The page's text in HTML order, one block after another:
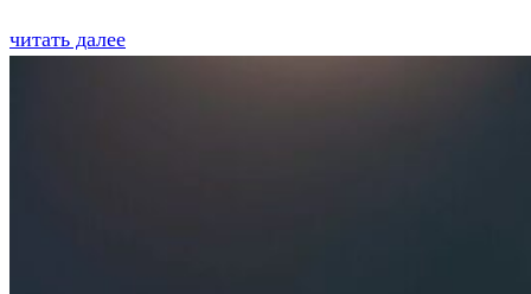
читать далее